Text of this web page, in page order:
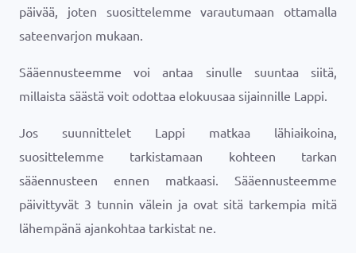
päivää, joten suosittelemme varautumaan ottamalla
sateenvarjon mukaan.
Sääennusteemme voi antaa sinulle suuntaa siitä,
millaista säästä voit odottaa elokuusaa sijainnille Lappi.
Jos suunnittelet Lappi matkaa lähiaikoina,
suosittelemme tarkistamaan kohteen tarkan
sääennusteen ennen matkaasi. Sääennusteemme
päivittyvät 3 tunnin välein ja ovat sitä tarkempia mitä
lähempänä ajankohtaa tarkistat ne.